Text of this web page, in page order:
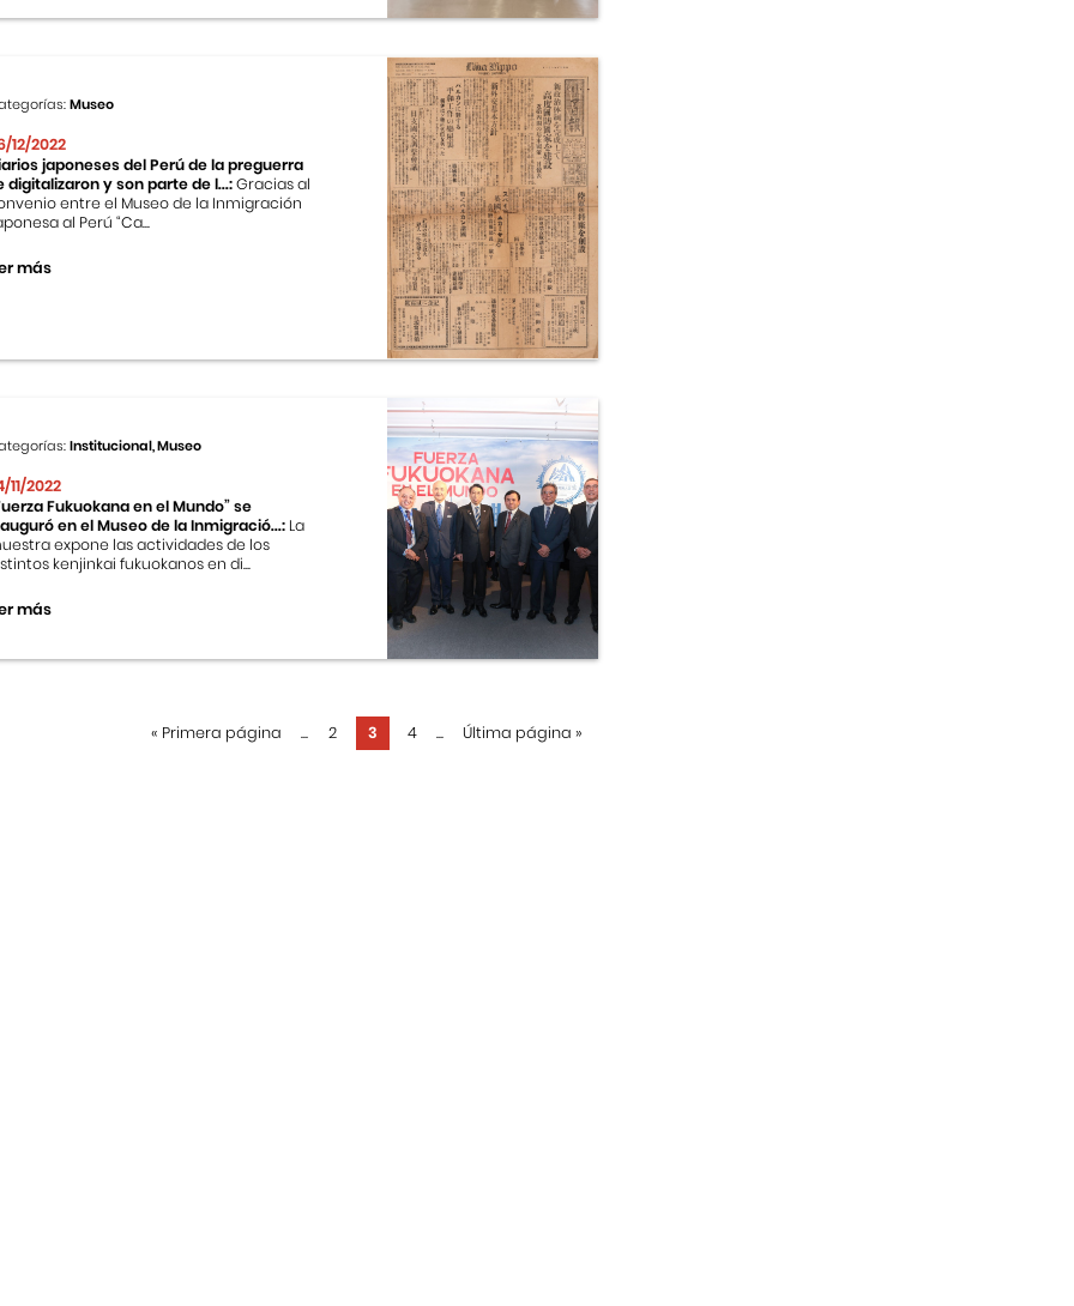
Museo
12/2022
japoneses del Perú de la preguerra
digitalizaron y son parte de l...:Gracias al
entre el Museo de la Inmigración
al Perú “Ca...
más
Institucional, Museo
11/2022
Fukuokana en el Mundo” se
en el Museo de la Inmigració...: La
expone las actividades de los
kenjinkai fukuokanos en di...
más
« Primera página ... 2 3 4 ... Última página »